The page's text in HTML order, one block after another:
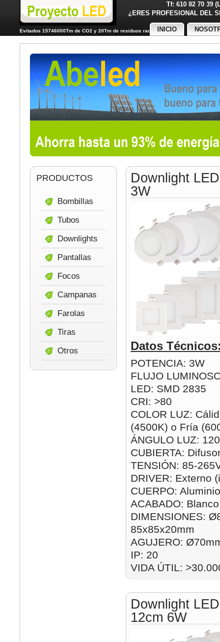
Tf: 610 82 70 39
¿ERES PROFESIONAL
Evitados 15746000Tm de CO2 y 20Tm de residuos radiactivos
INICIO
Downlight
3W
Datos
POTENCIA: 3W
FLUJO
LED: SMD 2835
CRI: >80
COLOR LUZ:
(4500K) o Fría
ÁNGULO LUZ:
CUBIERTA:
TENSIÓN: 85-
DRIVER: Externo
CUERPO: Aluminio
ACABADO: Blanco
DIMENSIONES:
85x85x20mm
AGUJERO:
IP: 20
VIDA ÚTIL:
Downlight
12cm 6W
PRODUCTOS
Bombillas
Tubos
Downlights
Pantallas
Focos
Campanas
Farolas
Tiras
Otros